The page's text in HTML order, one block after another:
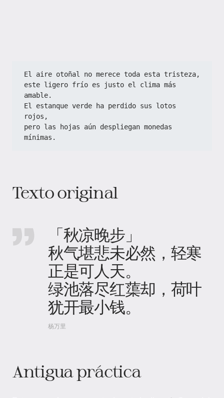
este ligero frío es justo el clima más
amable.
El estanque verde ha perdido sus lotos
rojos,
pero las hojas aún despliegan monedas
mínimas.
Texto original
「秋凉晚步」
秋气堪悲未必然，轻寒
正是可人天。
绿池落尽红蕖却，荷叶
犹开最小钱。
杨万里
Antigua práctica